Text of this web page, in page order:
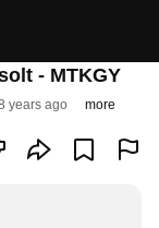
- MTKGY
years ago more